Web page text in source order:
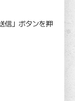
信」ボタンを押